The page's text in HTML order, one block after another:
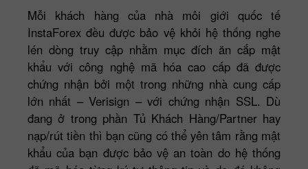
Mỗi khách hàng của nhà môi giới quốc tế
InstaForex đều được bảo vệ khỏi hệ thống nghe
lén dòng truy cập nhằm mục đích ăn cắp mật
khẩu với công nghệ mã hóa cao cấp đã được
chứng nhận bởi một trong những nhà cung cấp
lớn nhất – Verisign – với chứng nhận SSL. Dù
đang ở trong phần Tủ Khách Hàng/Partner hay
nạp/rút tiền thì bạn cũng có thể yên tâm rằng mật
khẩu của bạn được bảo vệ an toàn do hệ thống